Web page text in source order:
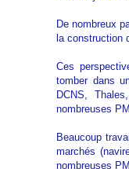
De nombreux
la construction
Ces
tomber dans
DCNS,
nombreuses
Beaucoup
marchés
nombreuses